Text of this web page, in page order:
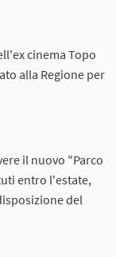
cinema Topo
alla Regione per
il nuovo "Parco
entro l'estate,
del